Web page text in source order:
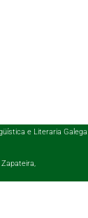
e Literaria Galega